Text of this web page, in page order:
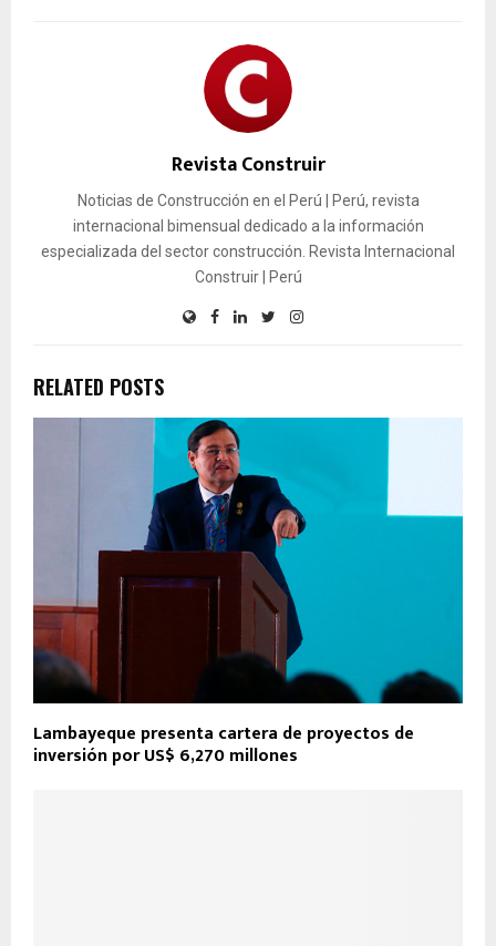
Revista Construir
Noticias de Construcción en el Perú | Perú, revista
internacional bimensual dedicado a la información
especializada del sector construcción. Revista Internacional
Construir | Perú
RELATED POSTS
Lambayeque presenta cartera de proyectos de
inversión por US$ 6,270 millones